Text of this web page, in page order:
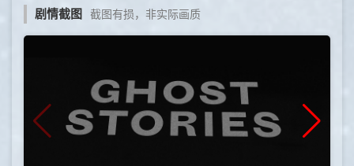
剧情截图 截图有损，非实际画质